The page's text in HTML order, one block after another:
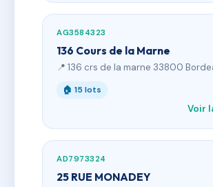
AG3584323
136 Cours de la Marne
📍 136 crs de la marne 33800
🏠 15 lots
Voir
AD7973324
25 RUE MONADEY